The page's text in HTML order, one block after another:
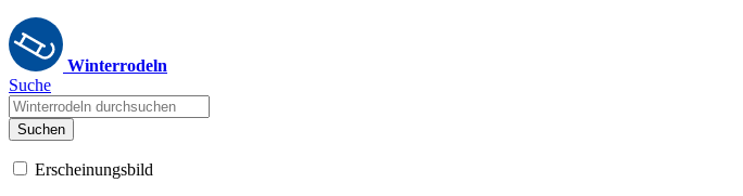
Winterrodeln
Suche
Suchen
Erscheinungsbild